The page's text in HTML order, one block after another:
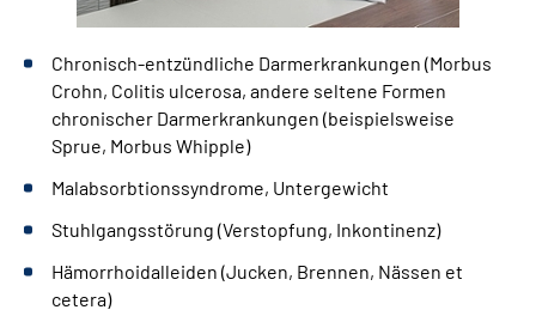
Chronisch-entzündliche Darmerkrankungen (Morbus
Crohn, Colitis ulcerosa, andere seltene Formen
chronischer Darmerkrankungen (beispielsweise
Sprue, Morbus Whipple)
Malabsorbtionssyndrome, Untergewicht
Stuhlgangsstörung (Verstopfung, Inkontinenz)
Hämorrhoidalleiden (Jucken, Brennen, Nässen et
cetera)